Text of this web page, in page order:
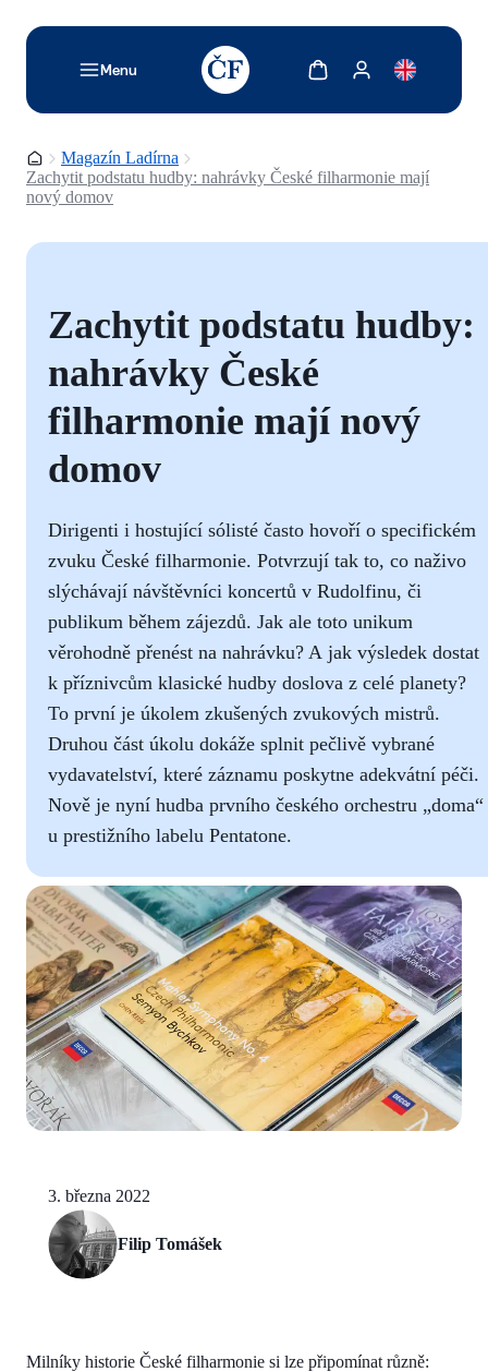
Menu
TODO: Add description for reader
Zobrazit košíkZobrazit můj účet
Domovská stránka
Magazín Ladírna
Zachytit podstatu hudby: nahrávky České filharmonie mají
nový domov
Zachytit podstatu hudby:
nahrávky České
filharmonie mají nový
domov
Dirigenti i hostující sólisté často hovoří o specifickém
zvuku České filharmonie. Potvrzují tak to, co naživo
slýchávají návštěvníci koncertů v Rudolfinu, či
publikum během zájezdů. Jak ale toto unikum
věrohodně přenést na nahrávku? A jak výsledek dostat
k příznivcům klasické hudby doslova z celé planety?
To první je úkolem zkušených zvukových mistrů.
Druhou část úkolu dokáže splnit pečlivě vybrané
vydavatelství, které záznamu poskytne adekvátní péči.
Nově je nyní hudba prvního českého orchestru „doma“
u prestižního labelu Pentatone.
3. března 2022
Filip Tomášek
Milníky historie České filharmonie si lze připomínat různě: